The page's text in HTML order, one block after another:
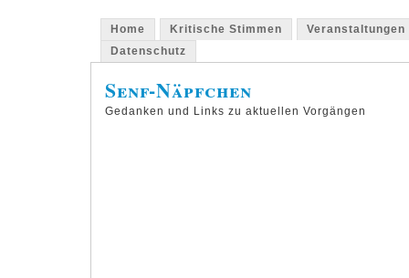
Home Kritische Stimmen
Veranstaltungen
Datenschutz
Senf-Näpfchen
Gedanken und Links zu aktuellen Vorgängen